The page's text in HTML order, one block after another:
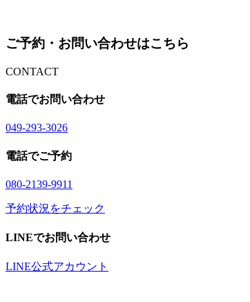
ご予約・お問い合わせはこちら
CONTACT
電話でお問い合わせ
049-293-3026
電話でご予約
080-2139-9911
予約状況をチェック
LINEでお問い合わせ
LINE公式アカウント